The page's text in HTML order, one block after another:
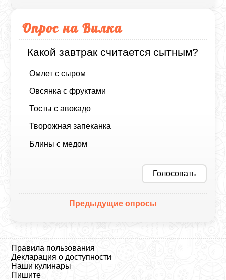
Опрос на Вилка
Какой завтрак считается сытным?
Омлет с сыром
Овсянка с фруктами
Тосты с авокадо
Творожная запеканка
Блины с медом
Голосовать
Предыдущие опросы
Правила пользования
Декларация о доступности
Наши кулинары
Пишите